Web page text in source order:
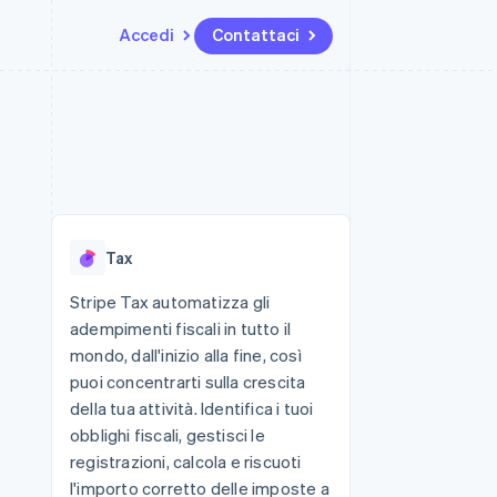
Accedi Contattaci
Radar
Costituzione di start-up
Climate
Rimozione del carbonio
Identity
Verifica online dell'identità
Stato dell'API
Tax
Stripe Tax automatizza gli
adempimenti fiscali in tutto il
mondo, dall'inizio alla fine, così
puoi concentrarti sulla crescita
della tua attività. Identifica i tuoi
obblighi fiscali, gestisci le
registrazioni, calcola e riscuoti
l'importo corretto delle imposte a